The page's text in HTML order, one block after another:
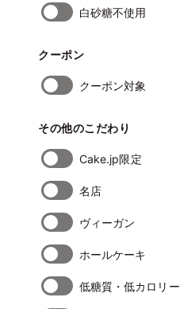
白砂糖不使用
クーポン
クーポン対象
その他のこだわり
Cake.jp限定
名店
ヴィーガン
ホールケーキ
低糖質・低カロリー